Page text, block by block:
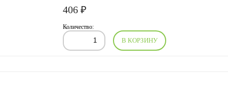
406 ₽
Количество:
В КОРЗИНУ